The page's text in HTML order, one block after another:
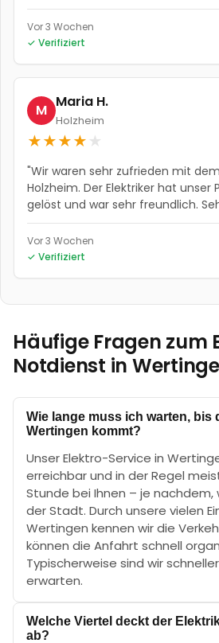
Vor 3 Wochen
✓ Verifiziert
M Maria H.
Holzheim
★★★★ ★
"Wir waren sehr zufrieden mit
Holzheim. Der Elektriker hat unser
gelöst und war sehr freundlich.
Vor 3 Wochen
✓ Verifiziert
Häufige Fragen zum
Notdienst in
Wie lange muss ich warten, bis
Wertingen kommt?
Unser Elektro-Service in
erreichbar und in der Regel
Stunde bei Ihnen – je nachdem,
der Stadt. Durch unsere vielen
Wertingen kennen wir die
können die Anfahrt schnell
Typischerweise sind wir
erwarten.
Welche Viertel deckt der
ab?